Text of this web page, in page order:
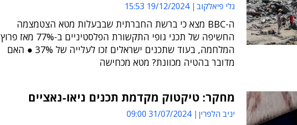
גלי פיאלקוב 19/12/2024 15:53
ה-BBC מצא כי ברשת החברתית שבבעלות מטא הצטמצמה
החשיפה של תכני גופי התקשורת הפלסטיניים ב-77% מאז פרוץ
המלחמה, בעוד שתכנים ישראלים זכו לעלייה של 37% ● האם
מדובר בהטיה מכוונת? מטא מכחישה
מחקר: טיקטוק מקדמת תכנים ניאו-נאציים
יניב הלפרין 31/07/2024 09:00